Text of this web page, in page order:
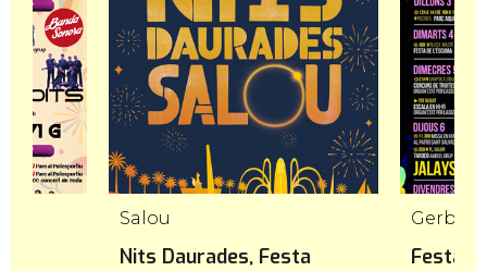
Salou
Nits Daurades, Festa
Gerb
Festa